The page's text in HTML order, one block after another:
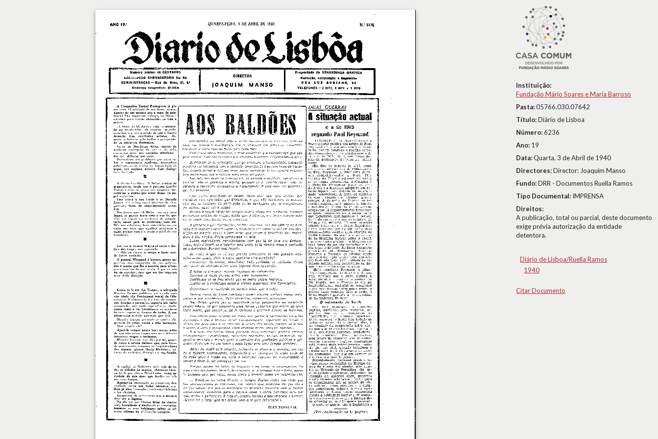
Instituição:
Fundação Mário Soares e Maria Barroso
Pasta:05766.030.07642
Título:Diário de Lisboa
Número:6236
Ano: 19
Data:Quarta, 3 de Abril de 1940
Directores:Director: Joaquim Manso
Fundo:DRR - Documentos Ruella Ramos
Tipo Documental: IMPRENSA
Direitos:
A publicação, total ou parcial, deste documento
exige prévia autorização da entidade
detentora.
Diário de Lisboa/Ruella Ramos
1940
Citar Documento